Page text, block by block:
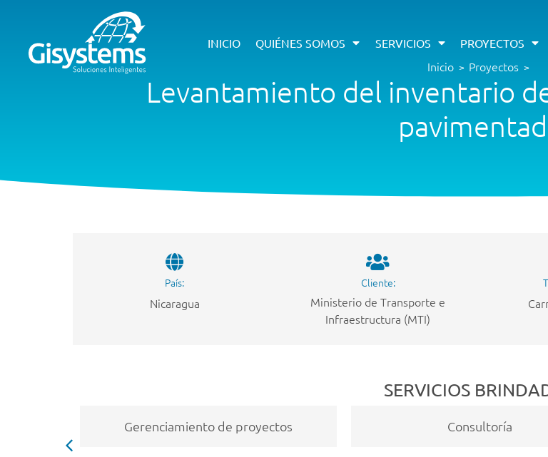
INICIO QUIÉNES SOMOS SERVICIOS PROYECTOS
Inicio > Proyectos >
Levantamiento del inventario
País:
Nicaragua
Cliente:
Ministerio de Transporte e
Infraestructura (MTI)
SERVICIOS
Gerenciamiento de proyectos Consultoría